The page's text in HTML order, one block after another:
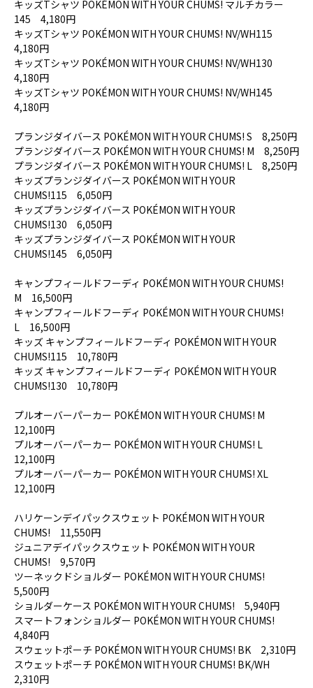
キッズTシャツ POKÉMON WITH YOUR CHUMS! マルチカラー
145 4,180円
キッズTシャツ POKÉMON WITH YOUR CHUMS! NV/WH115
4,180円
キッズTシャツ POKÉMON WITH YOUR CHUMS! NV/WH130
4,180円
キッズTシャツ POKÉMON WITH YOUR CHUMS! NV/WH145
4,180円
プランジダイバース POKÉMON WITH YOUR CHUMS! S 8,250円
プランジダイバース POKÉMON WITH YOUR CHUMS! M 8,250円
プランジダイバース POKÉMON WITH YOUR CHUMS! L 8,250円
キッズプランジダイバース POKÉMON WITH YOUR
CHUMS!115 6,050円
キッズプランジダイバース POKÉMON WITH YOUR
CHUMS!130 6,050円
キッズプランジダイバース POKÉMON WITH YOUR
CHUMS!145 6,050円
キャンプフィールドフーディ POKÉMON WITH YOUR CHUMS!
M 16,500円
キャンプフィールドフーディ POKÉMON WITH YOUR CHUMS!
L 16,500円
キッズ キャンプフィールドフーディ POKÉMON WITH YOUR
CHUMS!115 10,780円
キッズ キャンプフィールドフーディ POKÉMON WITH YOUR
CHUMS!130 10,780円
プルオーバーパーカー POKÉMON WITH YOUR CHUMS! M
12,100円
プルオーバーパーカー POKÉMON WITH YOUR CHUMS! L
12,100円
プルオーバーパーカー POKÉMON WITH YOUR CHUMS! XL
12,100円
ハリケーンデイパックスウェット POKÉMON WITH YOUR
CHUMS! 11,550円
ジュニアデイパックスウェット POKÉMON WITH YOUR
CHUMS! 9,570円
ツーネックドショルダー POKÉMON WITH YOUR CHUMS!
5,500円
ショルダーケース POKÉMON WITH YOUR CHUMS! 5,940円
スマートフォンショルダー POKÉMON WITH YOUR CHUMS!
4,840円
スウェットポーチ POKÉMON WITH YOUR CHUMS! BK 2,310円
スウェットポーチ POKÉMON WITH YOUR CHUMS! BK/WH
2,310円